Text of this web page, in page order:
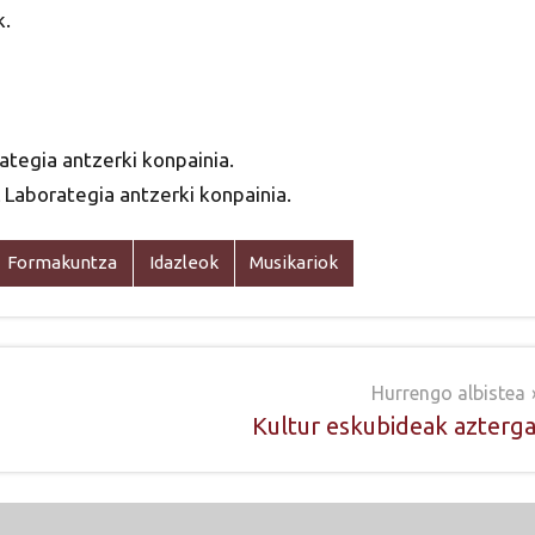
antzerki konpainia.
antzerki konpainia.
Formakuntza Idazleok Musikariok
Hurrengo albistea
Kultur eskubideak